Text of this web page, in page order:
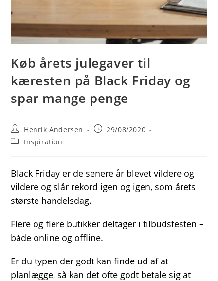
Køb årets julegaver til
kæresten på Black Friday og
spar mange penge
Post
author:
Henrik Andersen
Post29/08/2020
PostInspiration
Black Friday er de senere år blevet vildere og
vildere og slår rekord igen og igen, som årets
største handelsdag.
Flere og flere butikker deltager i tilbudsfesten –
både online og offline.
Er du typen der godt kan finde ud af at
planlægge, så kan det ofte godt betale sig at